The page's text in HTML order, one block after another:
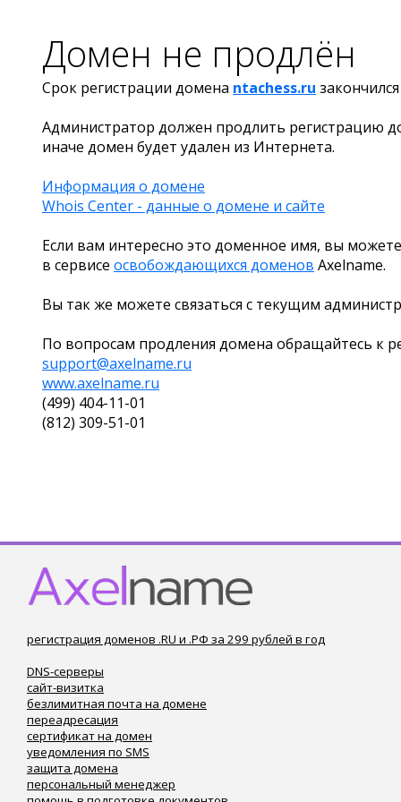
Домен не продлён
Срок регистрации домена ntachess.ru
Администратор должен продлить регистрацию
иначе домен будет удален из Интернета.
Информация о домене
Whois Center - данные о домене и сайте
Если вам интересно это доменное имя, вы
в сервисе освобождающихся доменов Axelname.
Вы так же можете связаться с текущим
По вопросам продления домена обращайтесь к
support@axelname.ru
www.axelname.ru
(499) 404-11-01
(812) 309-51-01
регистрация доменов .RU и .РФ за 299 рублей в год
DNS-серверы
сайт-визитка
безлимитная почта на домене
переадресация
сертификат на домен
уведомления по SMS
защита домена
персональный менеджер